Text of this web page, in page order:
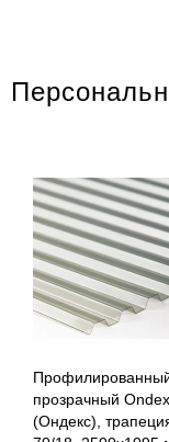
прозрачный Ondex
(Ондекс),